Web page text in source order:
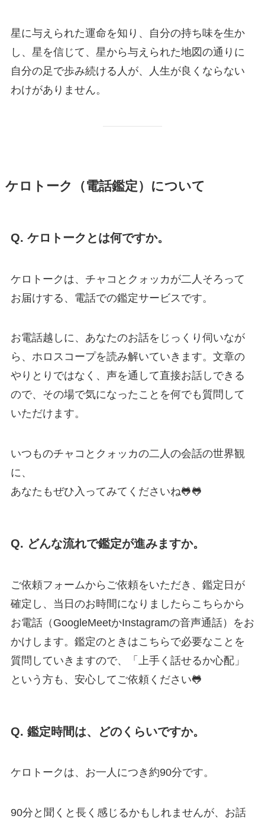
星に与えられた運命を知り、自分の持ち味を生か
し、星を信じて、星から与えられた地図の通りに
自分の足で歩み続ける人が、人生が良くならない
わけがありません。
ケロトーク（電話鑑定）について
Q. ケロトークとは何ですか。
ケロトークは、チャコとクォッカが二人そろって
お届けする、電話での鑑定サービスです。
お電話越しに、あなたのお話をじっくり伺いなが
ら、ホロスコープを読み解いていきます。文章の
やりとりではなく、声を通して直接お話しできる
ので、その場で気になったことを何でも質問して
いただけます。
いつものチャコとクォッカの二人の会話の世界観
に、
あなたもぜひ入ってみてくださいね🐸🐸
Q. どんな流れで鑑定が進みますか。
ご依頼フォームからご依頼をいただき、鑑定日が
確定し、当日のお時間になりましたらこちらから
お電話（GoogleMeetかInstagramの音声通話）をお
かけします。鑑定のときはこちらで必要なことを
質問していきますので、「上手く話せるか心配」
という方も、安心してご依頼ください🐸
Q. 鑑定時間は、どのくらいですか。
ケロトークは、お一人につき約90分です。
90分と聞くと長く感じるかもしれませんが、お話